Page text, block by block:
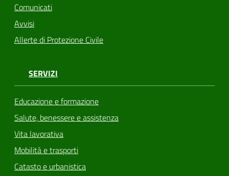
Comunicati
Avvisi
Allerte di Protezione Civile
SERVIZI
Educazione e formazione
Salute, benessere e assistenza
Vita lavorativa
Mobilità e trasporti
Catasto e urbanistica